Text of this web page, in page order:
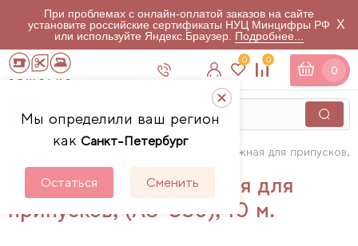
При проблемах с онлайн-оплатой заказов на сайте
установите российские сертификаты НУЦ Минцифры РФ
или используйте Яндекс.Браузер. Подробнее...
X
Мы определили ваш регион
как Санкт-Петербург
Остаться Сменить
0 0
0
Лента Aurora, бумажная для припусков,
Лента Aurora, бумажная для
припусков, (AU-356), 10 м.